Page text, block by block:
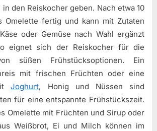
den Reiskocher geben. Nach etwa 10
Omelette fertig und kann mit Zutaten
oder Gemüse nach Wahl ergänzt
eignet sich der Reiskocher für die
süßen Frühstücksoptionen. Ein
mit frischen Früchten oder eine
Joghurt, Honig und Nüssen sind
für eine entspannte Frühstückszeit.
Omelette mit Früchten und Sirup oder
Weißbrot, Ei und Milch können im